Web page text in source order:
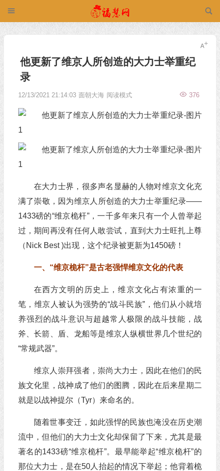
他更新了维京人所创造的大力士举重纪
录
12/13/2021 21:14:03 面朝大海 376
阅读模式
在大力士界，很多声名显赫的人物对维京文化充
满了崇敬，因为维京人所创造的大力士举重纪录——
1433磅的“维京桅杆”，一千多年来只有一个人曾举起
过，期间再没有任何人敢尝试，直到大力士旺扎上尊
（Nick Best )出现，这个纪录被更新为1450磅！
一、“维京桅杆”是古老强悍维京文化的代表
在西方文明的历史上，维京文化占有浓重的一
笔，维京人被认为强势的“战斗民族”，他们从小就培
养强烈的战斗意识与超越常人极限的战斗技能，战
斧、长箭、盾、龙船等是维京人纵横世界几个世纪的
“常规武器”。
维京人崇拜强者，崇尚大力士，因此在他们的民
族文化里，战神成了他们的图腾，因此在后来星期二
就是以战神提尔（Tyr）来命名的。
随着世事变迁，如此强悍的民族也淹没在历史潮
流中，但他们的大力士文化却保留了下来，尤其是最
著名的1433磅“维京桅杆”。最早能举起“维京桅杆”的
那位大力士，是在50人抬起的情况下举起；他背着桅